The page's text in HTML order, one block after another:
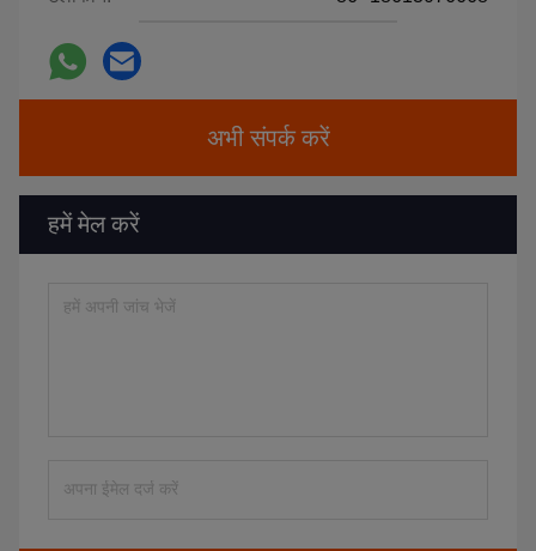
अभी संपर्क करें
हमें मेल करें